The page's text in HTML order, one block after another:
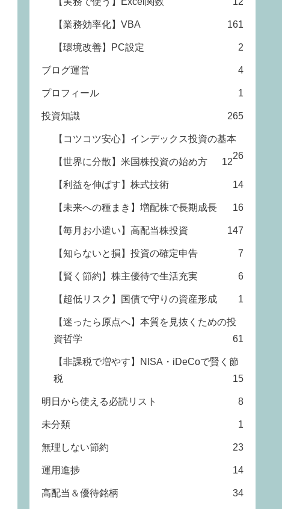
【業務効率化】VBA 161
【環境改善】PC設定 2
ブログ運営 4
プロフィール 1
投資知識 265
【コツコツ安心】インデックス投資の基本
26
【世界に分散】米国株投資の始め方 12
【利益を伸ばす】株式技術 14
【未来への種まき】増配株で長期成長 16
【毎月お小遣い】高配当株投資 147
【知らないと損】投資の確定申告 7
【賢く節約】株主優待で生活充実 6
【超低リスク】国債で守りの資産形成 1
【迷ったら原点へ】本質を見抜くための投
資哲学
61
【非課税で増やす】NISA・iDeCoで賢く節
税
15
明日から使える必読リスト 8
未分類 1
無理しない節約 23
運用進捗 14
高配当＆優待銘柄 34